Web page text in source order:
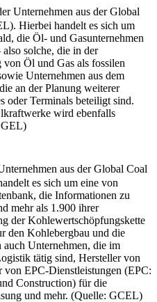
Unternehmen aus der Global
Hierbei handelt es sich um
die Öl- und Gasunternehmen
solche, die in der
Öl und Gas als fossilen
Unternehmen aus dem
an der Planung weiterer
oder Terminals beteiligt sind.
wird ebenfalls
aus der Global Coal
es sich um eine von
die Informationen zu
mehr als 1.900 ihrer
der Kohlewertschöpfungskette
den Kohlebergbau und die
Unternehmen, die im
tätig sind, Hersteller von
EPC-Dienstleistungen (EPC:
Construction) für die
und mehr. (Quelle: GCEL)